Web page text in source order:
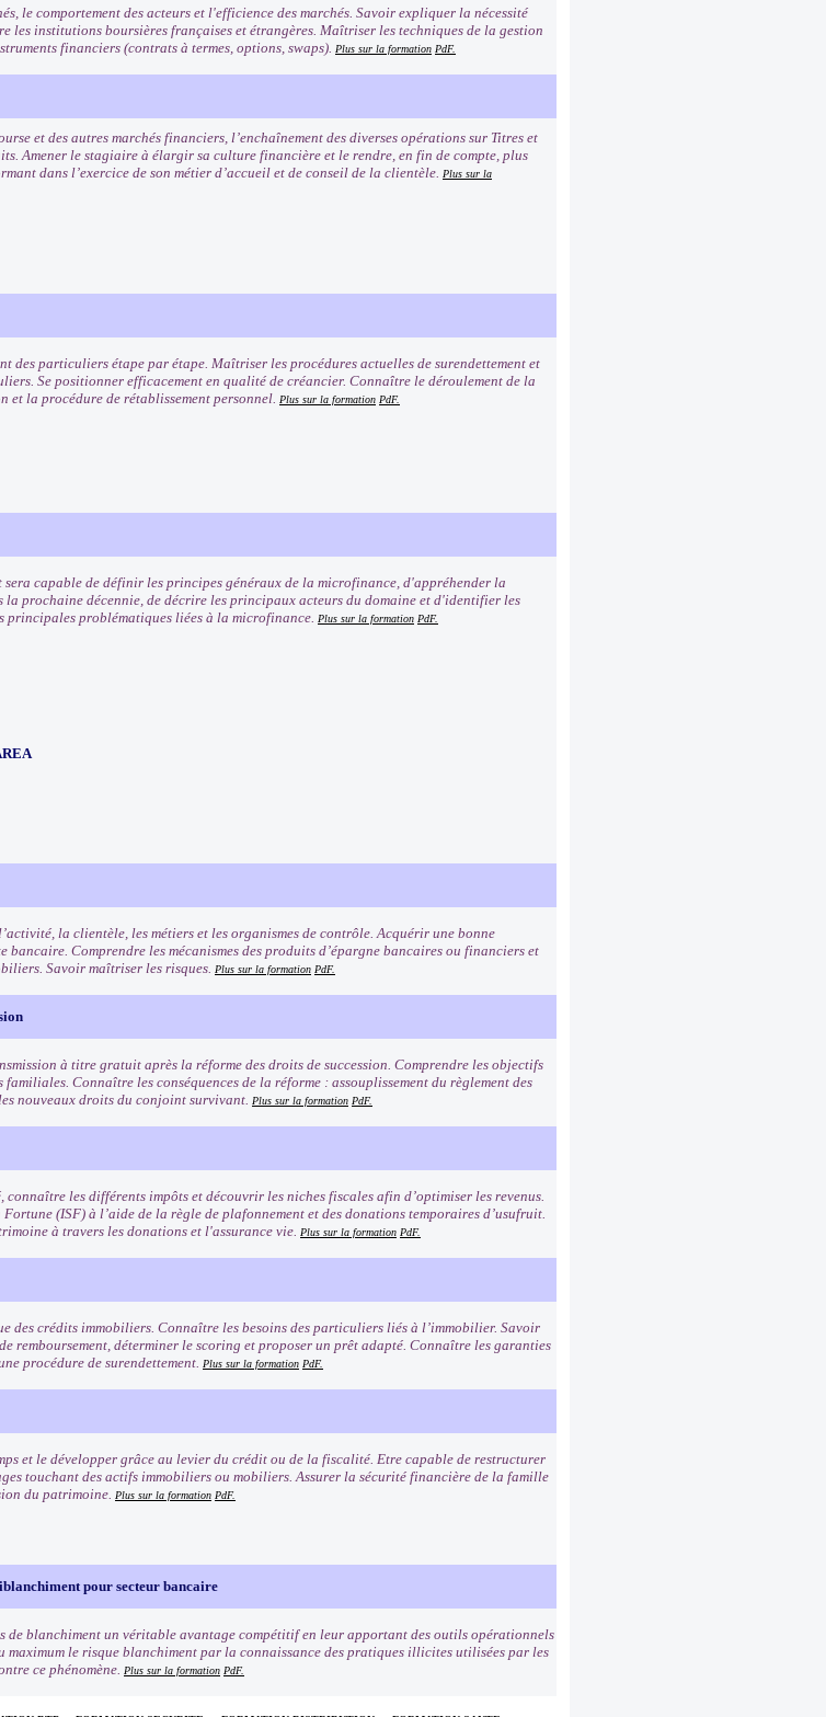
le comportement des acteurs et l'efficience des marchés. Savoir expliquer la nécessité
institutions boursières françaises et étrangères. Maîtriser les techniques de la gestion
financiers (contrats à termes, options, swaps). Plus sur la formation PdF.
et des autres marchés financiers, l’enchaînement des diverses opérations sur Titres et
Amener le stagiaire à élargir sa culture financière et le rendre, en fin de compte, plus
dans l’exercice de son métier d’accueil et de conseil de la clientèle. Plus sur la
des particuliers étape par étape. Maîtriser les procédures actuelles de surendettement et
Se positionner efficacement en qualité de créancier. Connaître le déroulement de la
et la procédure de rétablissement personnel. Plus sur la formation PdF.
capable de définir les principes généraux de la microfinance, d'appréhender la
prochaine décennie, de décrire les principaux acteurs du domaine et d'identifier les
principales problématiques liées à la microfinance. Plus sur la formation PdF.
la clientèle, les métiers et les organismes de contrôle. Acquérir une bonne
bancaire. Comprendre les mécanismes des produits d’épargne bancaires ou financiers et
Savoir maîtriser les risques. Plus sur la formation PdF.
à titre gratuit après la réforme des droits de succession. Comprendre les objectifs
Connaître les conséquences de la réforme : assouplissement du règlement des
nouveaux droits du conjoint survivant. Plus sur la formation PdF.
les différents impôts et découvrir les niches fiscales afin d’optimiser les revenus.
(ISF) à l’aide de la règle de plafonnement et des donations temporaires d’usufruit.
à travers les donations et l'assurance vie. Plus sur la formation PdF.
des crédits immobiliers. Connaître les besoins des particuliers liés à l’immobilier. Savoir
remboursement, déterminer le scoring et proposer un prêt adapté. Connaître les garanties
procédure de surendettement. Plus sur la formation PdF.
et le développer grâce au levier du crédit ou de la fiscalité. Etre capable de restructurer
touchant des actifs immobiliers ou mobiliers. Assurer la sécurité financière de la famille
du patrimoine. Plus sur la formation PdF.
pour secteur bancaire
de blanchiment un véritable avantage compétitif en leur apportant des outils opérationnels
maximum le risque blanchiment par la connaissance des pratiques illicites utilisées par les
ce phénomène. Plus sur la formation PdF.